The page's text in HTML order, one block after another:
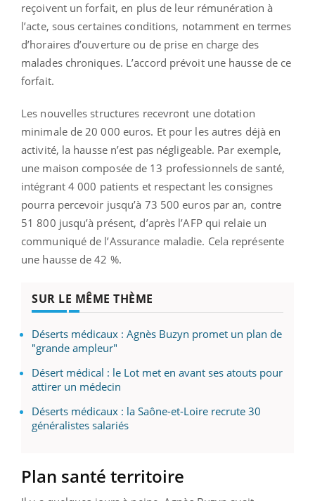
reçoivent un forfait, en plus de leur rémunération à
l’acte, sous certaines conditions, notamment en termes
d’horaires d’ouverture ou de prise en charge des
malades chroniques. L’accord prévoit une hausse de ce
forfait.
Les nouvelles structures recevront une dotation
minimale de 20 000 euros. Et pour les autres déjà en
activité, la hausse n’est pas négligeable. Par exemple,
une maison composée de 13 professionnels de santé,
intégrant 4 000 patients et respectant les consignes
pourra percevoir jusqu’à 73 500 euros par an, contre
51 800 jusqu’à présent, d’après l’AFP qui relaie un
communiqué de l’Assurance maladie. Cela représente
une hausse de 42 %.
SUR LE MÊME THÈME
Déserts médicaux : Agnès Buzyn promet un plan de
"grande ampleur"
Désert médical : le Lot met en avant ses atouts pour
attirer un médecin
Déserts médicaux : la Saône-et-Loire recrute 30
généralistes salariés
Plan santé territoire